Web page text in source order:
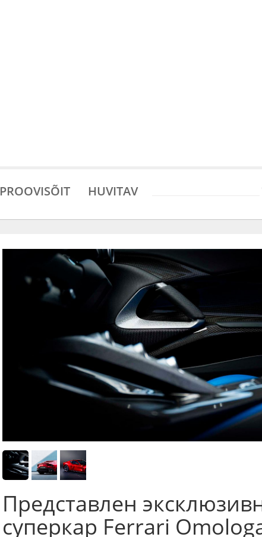
PROOVISÕIT HUVITAV
Представлен
суперкар Ferrari